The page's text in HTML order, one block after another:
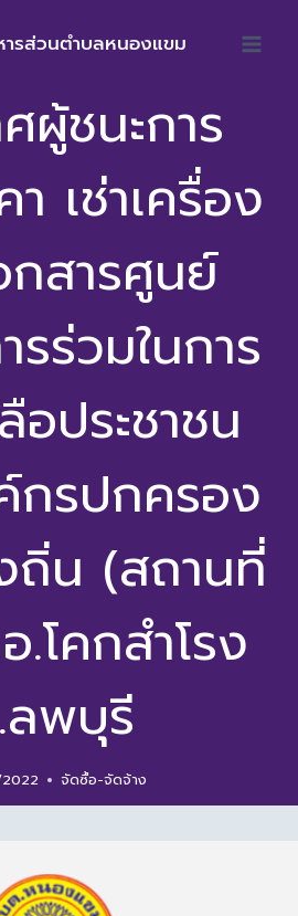
ารส่วนตำบลหนองแขม
ผู้ชนะการ
า เช่าเครื่อง
กสารศูนย์
ร่วมในการ
อประชาชน
กรปกครอง
ถิ่น (สถานที่
.โคกสำโรง
พบุรี
จัดซื้อ-จัดจ้าง